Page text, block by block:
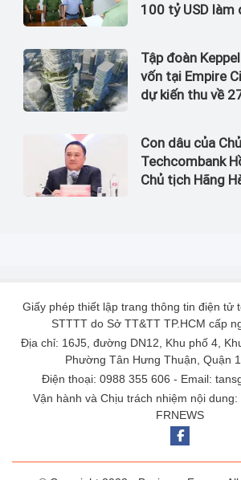
100 tỷ USD
Tập đoàn
vốn tại Empire
dự kiến thu về
Con dâu của
Techcombank
Chủ tịch Hãng
Giấy phép thiết lập trang thông tin điện tử
STTTT do Sở TT&TT TP.HCM cấp
Địa chỉ: 16J5, đường DN12, Khu phố 4,
Phường Tân Hưng Thuận, Quận
Điện thoại: 0988 355 606 - Email:
Vận hành và Chịu trách nhiệm nội
FRNEWS